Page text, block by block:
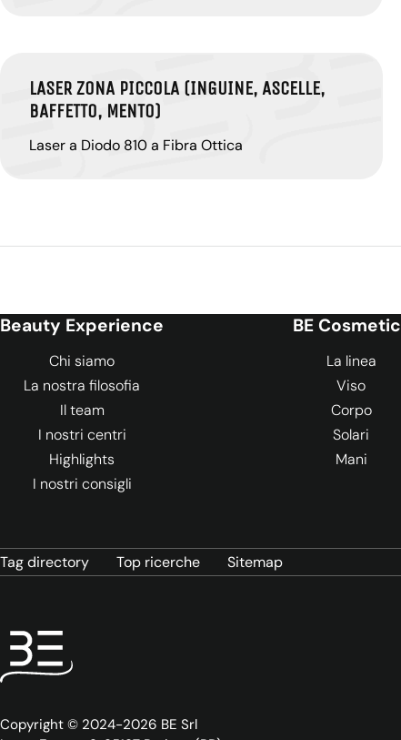
LASER ZONA PICCOLA (INGUINE, ASCELLE,
BAFFETTO, MENTO)
Laser a Diodo 810 a Fibra Ottica
Beauty Experience
Chi siamo
La nostra filosofia
Il team
I nostri centri
Highlights
I nostri consigli
BE
La linea
Viso
Corpo
Solari
Mani
Tag directory Top ricerche Sitemap
Copyright © 2024-2026 BE Srl